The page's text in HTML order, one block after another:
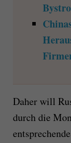
Daher will
durch die